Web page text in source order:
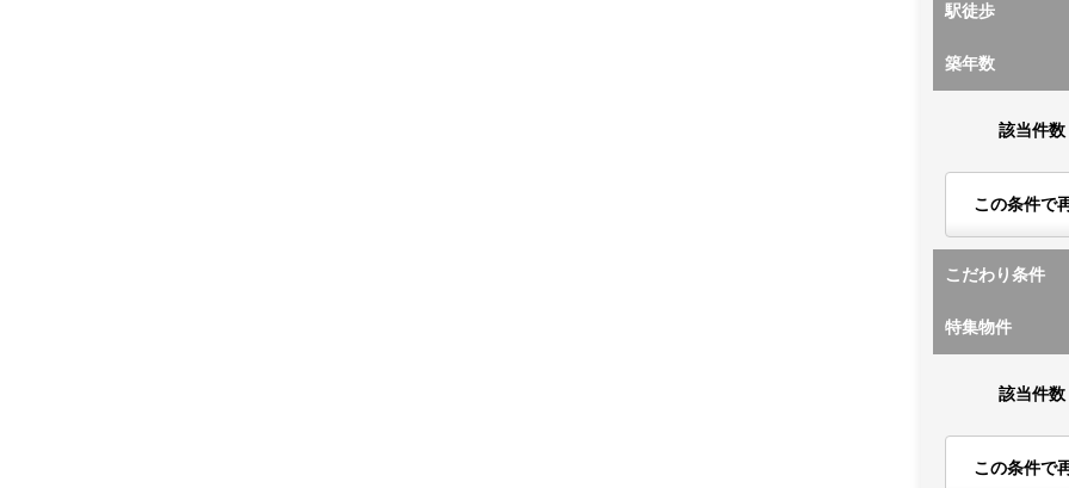
駅徒歩
築年数
該当件数
この条件で
こだわり条件
特集物件
該当件数
この条件で